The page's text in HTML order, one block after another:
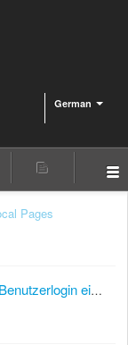
German
Pages
Wie kann ich für meinen Kunden ein Benutzerlogin einrichten? Und wie lautet der Login-Link?